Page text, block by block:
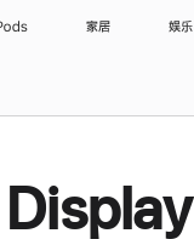
家居 娱乐